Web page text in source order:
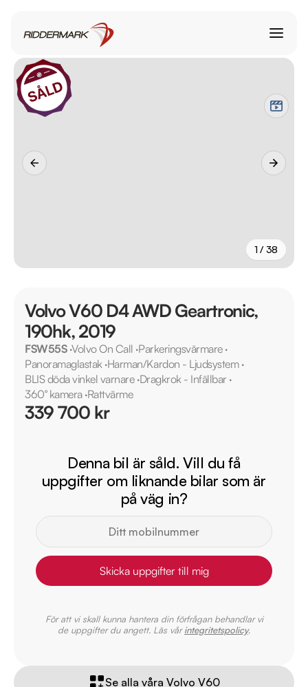
1 / 38
Volvo V60 D4 AWD Geartronic,
190hk, 2019
FSW55S·Volvo On Call ·Parkeringsvärmare·
Panoramaglastak·Harman/Kardon - Ljudsystem·
BLIS döda vinkel varnare·Dragkrok - Infällbar ·
360° kamera·Rattvärme
339 700 kr
Denna bil är såld. Vill du få
uppgifter om liknande bilar som är
på väg in?
Skicka uppgifter till mig
För att vi skall kunna hantera din förfrågan behandlar vi
de uppgifter du angett. Läs vårintegritetspolicy.
Se alla våra Volvo V60